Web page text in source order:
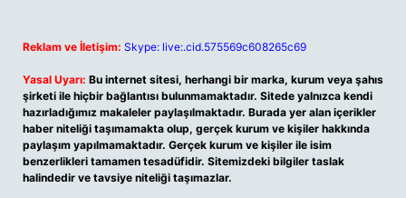
Reklam ve İletişim: Skype: live:.cid.575569c608265c69
Yasal Uyarı: Bu internet sitesi, herhangi bir marka, kurum veya şahıs
şirketi ile hiçbir bağlantısı bulunmamaktadır. Sitede yalnızca kendi
hazırladığımız makaleler paylaşılmaktadır. Burada yer alan içerikler
haber niteliği taşımamakta olup, gerçek kurum ve kişiler hakkında
paylaşım yapılmamaktadır. Gerçek kurum ve kişiler ile isim
benzerlikleri tamamen tesadüfidir. Sitemizdeki bilgiler taslak
halindedir ve tavsiye niteliği taşımazlar.